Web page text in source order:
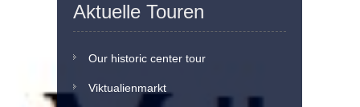
Aktuelle Touren
Our historic center tour
Viktualienmarkt